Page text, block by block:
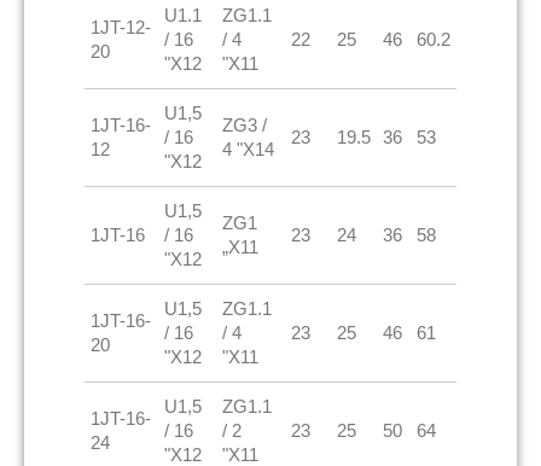
1JT-12-
20
U1.1
/ 16
"X12
ZG1.1
/ 4
"X11
22 25 46 60.2
1JT-16-
12
U1,5
/ 16
"X12
ZG3 /
4 "X14
23 19.5 36 53
1JT-16
U1,5
/ 16
"X12
ZG1
„X11
23 24 36 58
1JT-16-
20
U1,5
/ 16
"X12
ZG1.1
/ 4
"X11
23 25 46 61
1JT-16-
24
U1,5
/ 16
"X12
ZG1.1
/ 2
"X11
23 25 50 64